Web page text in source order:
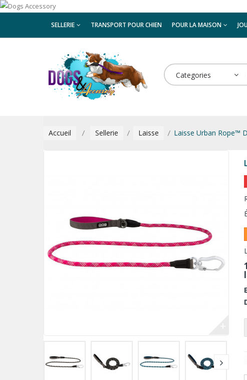
SELLERIE TRANSPORT POUR CHIEN POUR LA MAISON
ELEVEURS
Categories
Accueil Sellerie Laisse Laisse Urban Rope™